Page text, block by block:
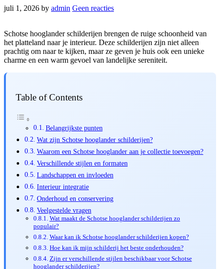
juli 1, 2026 by admin Geen reacties
Schotse hooglander schilderijen brengen de ruige schoonheid van
het platteland naar je interieur. Deze schilderijen zijn niet alleen
prachtig om naar te kijken, maar ze geven je huis ook een unieke
charme en een warm gevoel van landelijke sereniteit.
Table of Contents
Belangrijkste punten
Wat zijn Schotse hooglander schilderijen?
Waarom een Schotse hooglander aan je collectie toevoegen?
Verschillende stijlen en formaten
Landschappen en invloeden
Interieur integratie
Onderhoud en conservering
Veelgestelde vragen
Wat maakt de Schotse hooglander schilderijen zo
populair?
Waar kan ik Schotse hooglander schilderijen kopen?
Hoe kan ik mijn schilderij het beste onderhouden?
Zijn er verschillende stijlen beschikbaar voor Schotse
hooglander schilderijen?